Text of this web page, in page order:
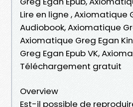
Lire en ligne , Axiomatique
Audiobook, Axiomatique
Axiomatique Greg Egan
Greg Egan Epub VK,
Téléchargement gratuit
Overview
Est-il possible de